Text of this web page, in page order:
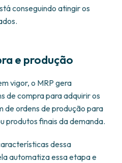
conseguindo atingir os
e produção
vigor, o MRP gera
de compra para adquirir os
de ordens de produção para
produtos finais da demanda.
dessa
automatiza essa etapa e